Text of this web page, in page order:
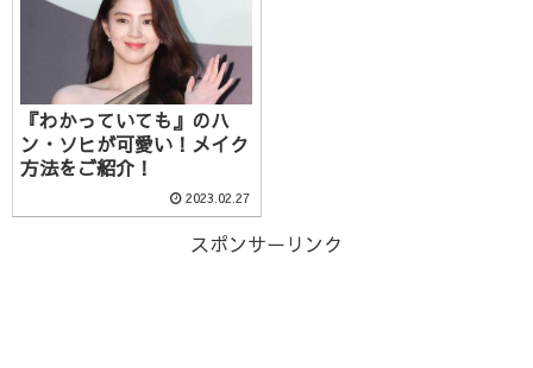
『わかっていても』のハ
ン・ソヒが可愛い！メイク
方法をご紹介！
2023.02.27
スポンサーリンク